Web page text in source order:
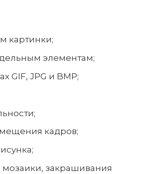
картинки;
элементам;
GIF, JPG и BMP;
кадров;
закрашивания